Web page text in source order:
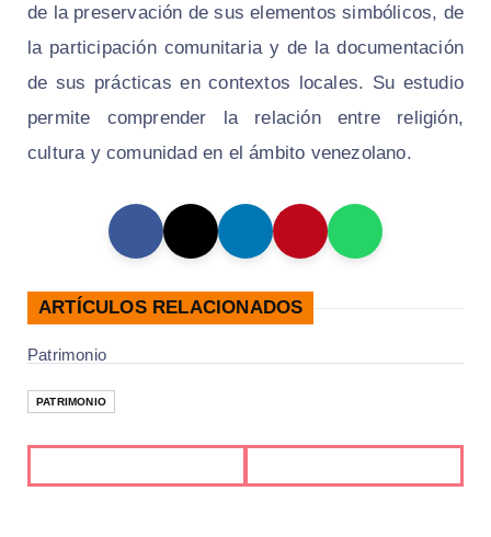
de la preservación de sus elementos simbólicos, de
la participación comunitaria y de la documentación
de sus prácticas en contextos locales. Su estudio
permite comprender la relación entre religión,
cultura y comunidad en el ámbito venezolano.
ARTÍCULOS RELACIONADOS
Patrimonio
PATRIMONIO